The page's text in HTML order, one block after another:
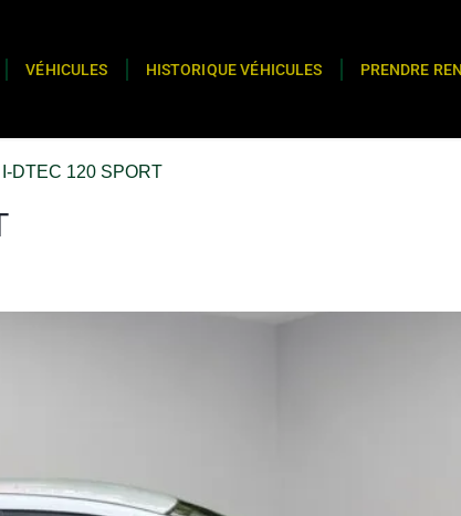
VÉHICULES HISTORIQUE VÉHICULES PRENDRE
DTEC 120 SPORT